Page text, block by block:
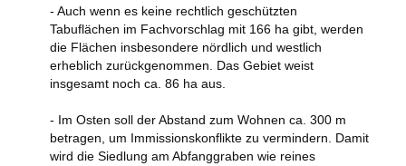
- Auch wenn es keine rechtlich geschützten
Tabuflächen im Fachvorschlag mit 166 ha gibt, werden
die Flächen insbesondere nördlich und westlich
erheblich zurückgenommen. Das Gebiet weist
insgesamt noch ca. 86 ha aus.
- Im Osten soll der Abstand zum Wohnen ca. 300 m
betragen, um Immissionskonflikte zu vermindern. Damit
wird die Siedlung am Abfanggraben wie reines